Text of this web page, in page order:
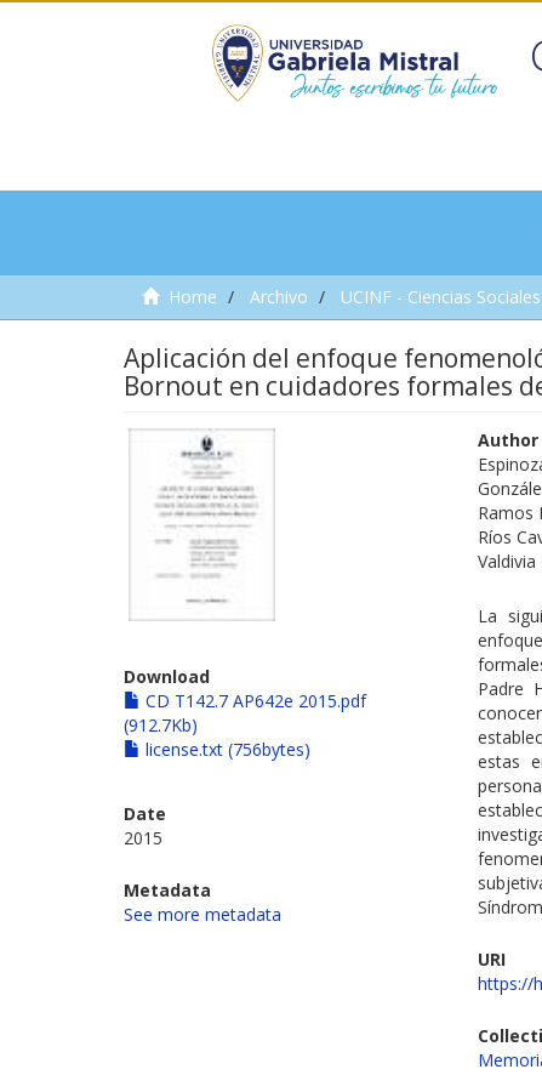
Home Archivo UCINF - Ciencias
Aplicación del enfoque
Bornout en cuidadores formales
Download
CD T142.7 AP642e 2015.pdf
(912.7Kb)
license.txt (756bytes)
Date
2015
Metadata
See more metadata
Author
Ramos
Ríos
La
Padre
estas
URI
https://